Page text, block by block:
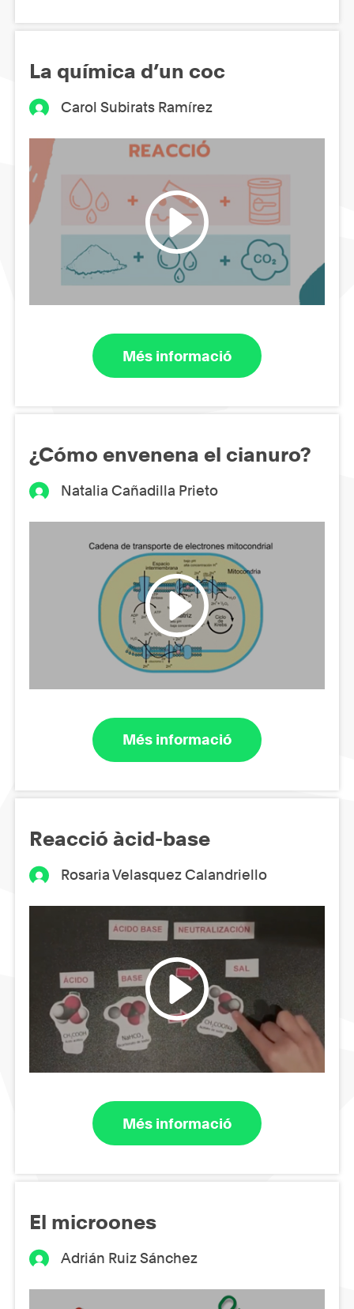
La química d’un coc
Carol Subirats Ramírez
Més informació
¿Cómo envenena el cianuro?
Natalia Cañadilla Prieto
Més informació
Reacció àcid-base
Rosaria Velasquez Calandriello
Més informació
El microones
Adrián Ruiz Sánchez